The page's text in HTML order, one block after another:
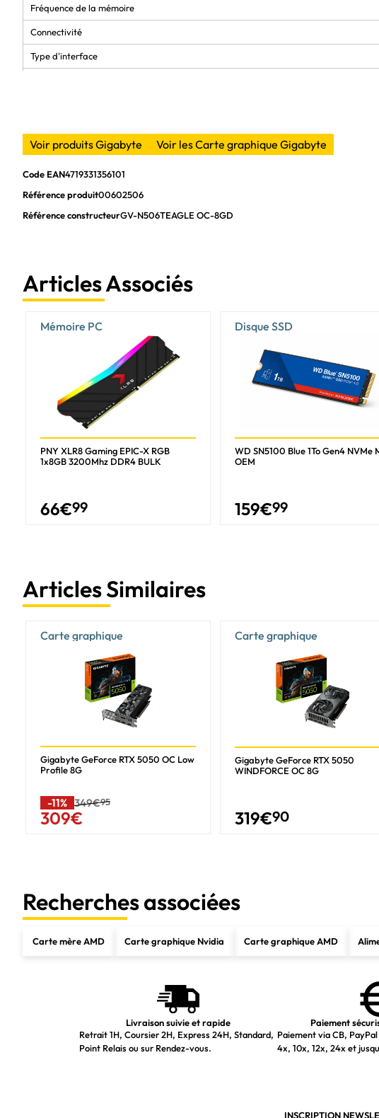
Fréquence de la mémoire
Connectivité
Type d'interface
Synthoniseur TV intégré
Version DirectX
Version OpenGL
Période de garantie
Design
Type de refroidissement
Technologie de refroidissement
Nombre de ventilateurs
Nombre de ports
Couleur du produit
Puissance
Prises de courant supplementaires
Poids
Longueur du produit
Profondeur
Informations sur l'emballage
Largeur du colis
Hauteur du colis
Poids du paquet
Type d'emballage
Données logistiques
Voir produits Gigabyte Voir les Carte graphique Gigabyte
Code EAN4719331356101
Référence produit00602506
Référence constructeurGV-N506TEAGLE OC-8GD
Articles Associés
Mémoire PC
PNY XLR8 Gaming EPIC-X RGB
1x8GB 3200Mhz DDR4 BULK
66€99
Disque SSD
WD SN5100 Blue 1To Gen4 NVMe
OEM
159€99
Articles Similaires
Carte graphique
Gigabyte GeForce RTX 5050 OC Low
Profile 8G
-11% 349€95
309€
Carte graphique
Gigabyte GeForce RTX 5050
WINDFORCE OC 8G
319€90
Recherches associées
Carte mère AMD Carte graphique Nvidia Carte graphique AMD
Livraison suivie et rapide
Retrait 1H, Coursier 2H, Express 24H, Standard,
Point Relais ou sur Rendez-vous.
Paiement
Paiement via CB,
4x, 10x, 12x, 24x et
INSCRIPTION